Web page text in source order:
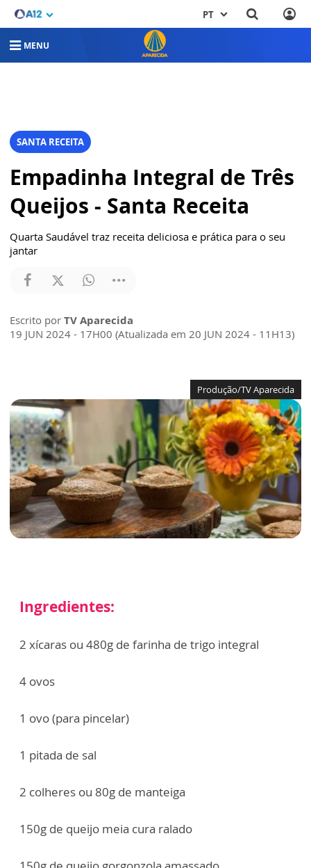
PT
MENU
SANTA RECEITA
Empadinha Integral de Três
Queijos - Santa Receita
Quarta Saudável traz receita deliciosa e prática para o seu
jantar
Escrito por TV Aparecida
19 JUN 2024 - 17H00 (Atualizada em 20 JUN 2024 - 11H13)
Produção/TV Aparecida
Ingredientes:
2 xícaras ou 480g de farinha de trigo integral
4 ovos
1 ovo (para pincelar)
1 pitada de sal
2 colheres ou 80g de manteiga
150g de queijo meia cura ralado